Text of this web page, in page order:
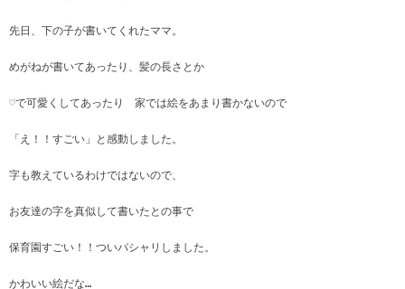
先日、下の子が書いてくれたママ。
めがねが書いてあったり、髪の長さとか
♡で可愛くしてあったり 家では絵をあまり書かないので
「え！！すごい」と感動しました。
字も教えているわけではないので、
お友達の字を真似して書いたとの事で
保育園すごい！！ついパシャリしました。
かわいい絵だな…